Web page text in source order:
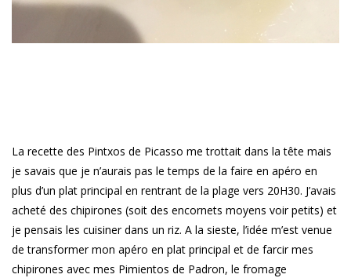
La recette des Pintxos de Picasso me trottait dans la tête mais
je savais que je n’aurais pas le temps de la faire en apéro en
plus d’un plat principal en rentrant de la plage vers 20H30. J’avais
acheté des chipirones (soit des encornets moyens voir petits) et
je pensais les cuisiner dans un riz. A la sieste, l’idée m’est venue
de transformer mon apéro en plat principal et de farcir mes
chipirones avec mes Pimientos de Padron, le fromage